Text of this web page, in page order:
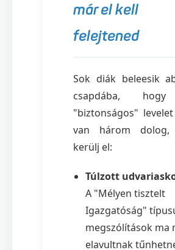
már el kell
felejtened
Sok diák beleesik
csapdába,
"biztonságos"
van három dolog,
kerülj el:
Túlzott
A "Mélyen tisztelt
Igazgatóság"
megszólítások ma
elavultnak